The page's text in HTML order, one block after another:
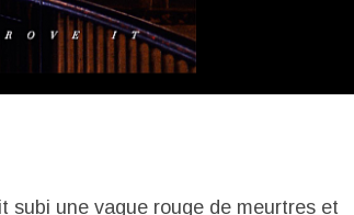
subi une vague rouge de meurtres et